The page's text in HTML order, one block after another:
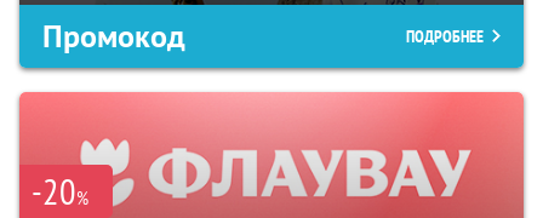
Промокод ПОДРОБНЕЕ
-20%